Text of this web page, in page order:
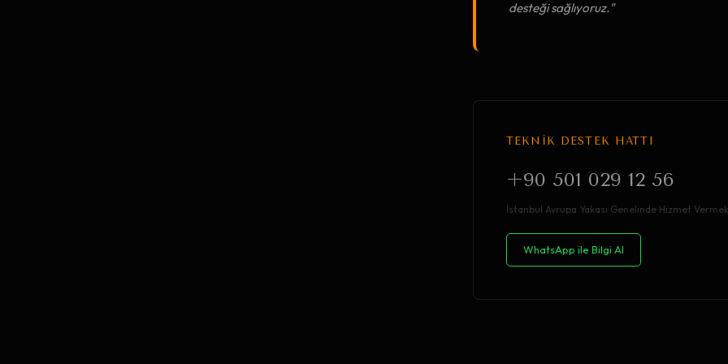
desteği sağlıyoruz."
TEKNİK DESTEK HATTI
+90 501 029 12 56
İstanbul Avrupa Yakası Genelinde Hizmet
WhatsApp ile Bilgi Al